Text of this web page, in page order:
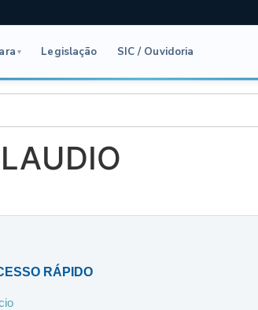
▾ Legislação SIC / Ouvidoria
RÁPIDO